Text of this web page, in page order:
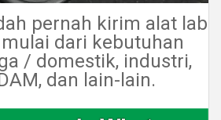
pernah kirim alat lab
dari kebutuhan
/ domestik, industri,
dan lain-lain.